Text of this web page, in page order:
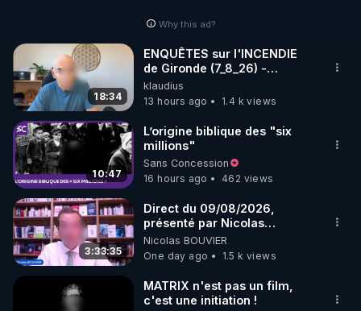
▶ 10 % de réduction sur les extracteurs de la
marque SANA :
Rendez-vous sur
http://rgnr.li/lechoubrave
code : REGENERE10
▶ 30 jours gratuit sur l’application de méditation et
de bien-être ENVOL :
Rendez-vous sur https://www.envol.app/code
le code : REGENERE
Why this ad?
18:34
ENQUÊTES sur l'INCENDIE
de Gironde (7_8_26) -
Philippe WEBER
klaudius
13 hours ago
1.4 k views
10:47
L’origine biblique des "six
millions"
Sans Concession
16 hours ago
462 views
3:33:35
Direct du 09/08/2026,
présenté par Nicolas
BOUVIER
Nicolas BOUVIER
One day ago
1.5 k views
MATRIX n'est pas un film,
c'est une initiation !